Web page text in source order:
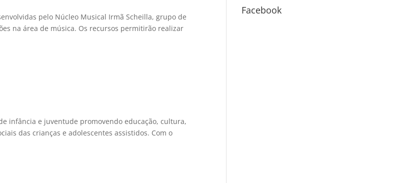
pelo Núcleo Musical Irmã Scheilla, grupo de
na área de música. Os recursos permitirão realizar
infância e juventude promovendo educação, cultura,
das crianças e adolescentes assistidos. Com o
Facebook